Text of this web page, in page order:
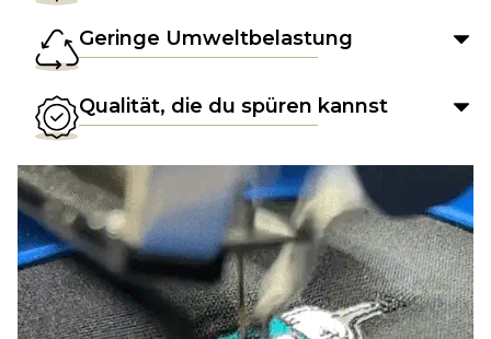
Geringe Umweltbelastung
Qualität, die du spüren kannst